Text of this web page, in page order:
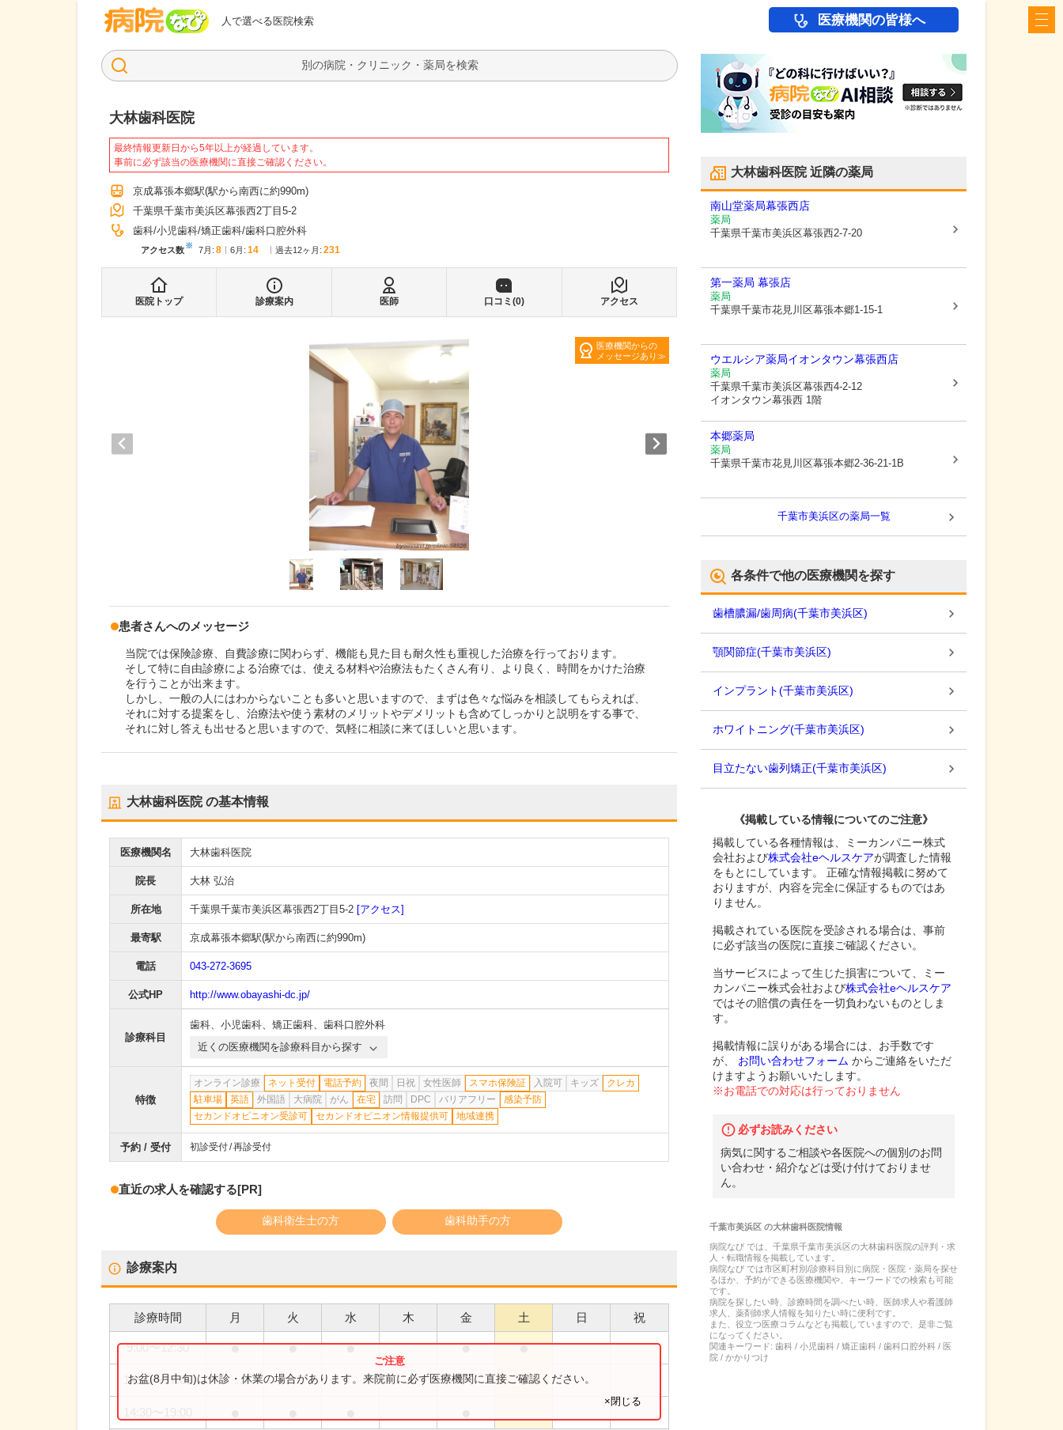
人で選べる医院検索
病院なび 医療機関の皆様へ
検索
大林歯科医院
最終情報更新日から5年以上が経過しています。
事前に必ず該当の医療機関に直接ご確認ください。
京成幕張本郷駅(駅から南西に約990m)
千葉県千葉市美浜区幕張西2丁目5-2
歯科 小児歯科 矯正歯科 歯科口腔外科
アクセス数※ 7月 : 8 6月 : 14 過去12ヶ月: 231
医院トップ 診療案内 医師 口コミ(0) アクセス
医療機関からの
メッセージあり
患者さんへのメッセージ
当院では保険診療、自費診療に関わらず、機能も見た目も耐久性も重視した治療を行っております。
そして特に自由診療による治療では、使える材料や治療法もたくさん有り、より良く、時間をかけた治療
を行うことが出来ます。
しかし、一般の人にはわからないことも多いと思いますので、まずは色々な悩みを相談してもらえれば、
それに対する提案をし、治療法や使う素材のメリットやデメリットも含めてしっかりと説明をする事で、
それに対し答えも出せると思いますので、気軽に相談に来てほしいと思います。
大林歯科医院の基本情報
医療機関名 大林歯科医院
院長 大林 弘治
所在地 千葉県千葉市美浜区幕張西2丁目5-2 [アクセス]
最寄駅 京成幕張本郷駅(駅から南西に約990m)
電話 043-272-3695
公式HP http://www.obayashi-dc.jp/
診療科目
歯科、 小児歯科、 矯正歯科、 歯科口腔外科
近くの医療機関を診療科目から探す
特徴
オンライン診療 ネット受付 電話予約 夜間 日祝 女性医師 スマホ保険証 入院可 キッズ
クレカ
駐車場
英語 外国語 大病院 がん 在宅 訪問 DPC バリアフリー
感染予防
セカンドオピニオン受診可
セカンドオピニオン情報提供可 地域連携
予約 / 受付 初診受付 再診受付
直近の求人を確認する[PR]
歯科衛生士の方 歯科助手の方
診療案内
診療時間 月 火 水 木 金 土 日 祝
9:00〜12:30 ● ● ● ● ●
14:30〜17:00 ●
お盆(8月中旬)は休診・休業の場合があります。来院前に必ず医療機関に直接ご確認ください。
×閉じる
大林歯科医院近隣の薬局
南山堂薬局幕張西店
薬局
千葉県千葉市美浜区幕張西2-7-20
第一薬局 幕張店
薬局
千葉県千葉市花見川区幕張本郷1-15-1
ウエルシア薬局イオンタウン幕張西店
薬局
千葉県千葉市美浜区幕張西4-2-12
イオンタウン幕張西 1階
本郷薬局
薬局
千葉県千葉市花見川区幕張本郷2-36-21-1B
千葉市美浜区の薬局一覧
各条件で他の医療機関を探す
歯槽膿漏/歯周病(千葉市美浜区)
顎関節症(千葉市美浜区)
インプラント(千葉市美浜区)
ホワイトニング(千葉市美浜区)
目立たない歯列矯正(千葉市美浜区)
《掲載している情報についてのご注意》
掲載している各種情報は、ミーカンパニー株式
会社および株式会社eヘルスケアが調査した情報
をもとにしています。 正確な情報掲載に努めて
おりますが、内容を完全に保証するものではあ
りません。
掲載されている医院を受診される場合は、事前
に必ず該当の医院に直接ご確認ください。
当サービスによって生じた損害について、ミー
カンパニー株式会社および株式会社eヘルスケア
ではその賠償の責任を一切負わないものとしま
す。
掲載情報に誤りがある場合には、お手数です
が、
お問い合わせフォーム からご連絡をいただ
けますようお願いいたします。
※お電話での対応は行っておりません
必ずお読みください
病気に関するご相談や各医院への個別のお問
い合わせ・紹介などは受け付けておりませ
ん。
千葉市美浜区の大林歯科医院情報
病院なび では、 千葉県千葉市美浜区の大林歯科医院の評判・求
人・転職情報を掲載しています。
病院なび では市区町村別/診療科目別に病院・医院・薬局を探せ
るほか、予約ができる医療機関や、キーワードでの検索も可能
です。
病院を探したい時、診療時間を調べたい時、医師求人や看護師
求人、薬剤師求人情報を知りたい時に便利です。
また、役立つ医療コラムなども掲載していますので、是非ご覧
になってください。
関連キーワード: 歯科 / 小児歯科 / 矯正歯科 / 歯科口腔外科 / 医
院 / かかりつけ